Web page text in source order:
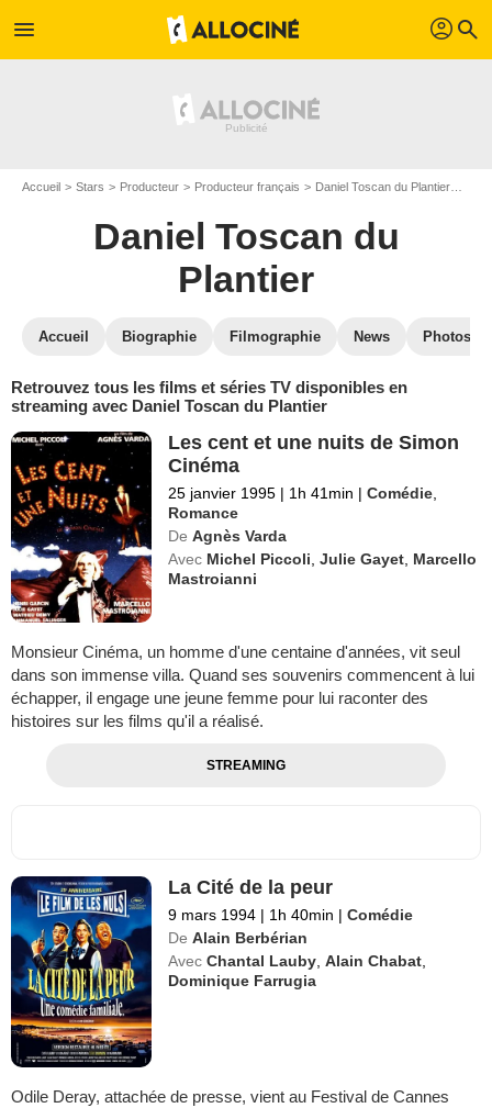
menu profil search
Accueil Stars Producteur Producteur français Daniel Toscan du Plantier
Daniel Toscan du
Plantier
Accueil Biographie Filmographie News Photos
Retrouvez tous les films et séries TV disponibles en
streaming avec Daniel Toscan du Plantier
Les cent et une nuits de Simon
Cinéma
25 janvier 1995 | 1h 41min | Comédie
Romance
De Agnès Varda
Avec Michel Piccoli ,Julie Gayet Marcello
Mastroianni
Monsieur Cinéma, un homme d'une centaine d'années, vit seul
dans son immense villa. Quand ses souvenirs commencent à lui
échapper, il engage une jeune femme pour lui raconter des
histoires sur les films qu'il a réalisé.
STREAMING
La Cité de la peur
9 mars 1994 | 1h 40min | Comédie
De Alain Berbérian
Avec Chantal Lauby ,Alain Chabat
Dominique Farrugia
Odile Deray, attachée de presse, vient au Festival de Cannes